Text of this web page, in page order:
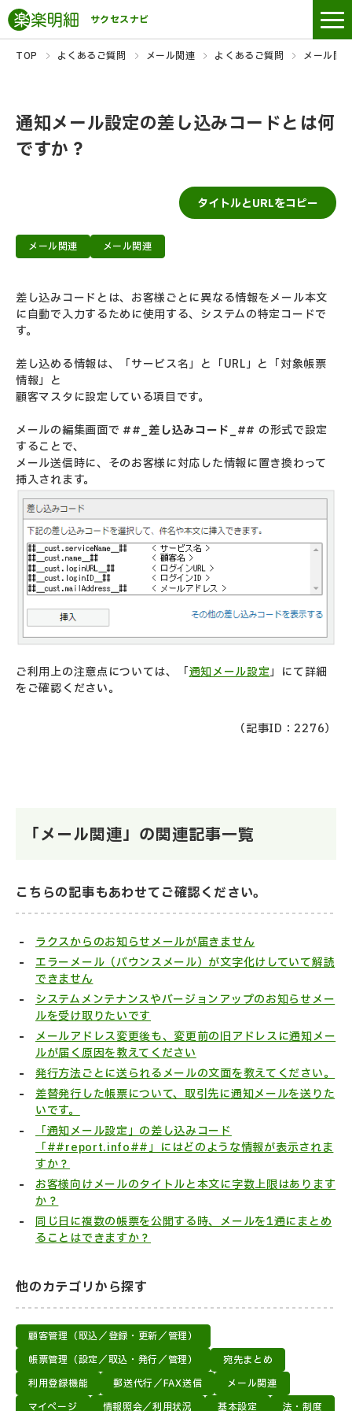
サクセスナビ
TOP よくあるご質問 メール関連 よくあるご質問 メール関
通知メール設定の差し込みコードとは何
ですか？
タイトルとURLをコピー
メール関連 メール関連
差し込みコードとは、お客様ごとに異なる情報をメール本文
に自動で入力するために使用する、システムの特定コードで
す。
差し込める情報は、「サービス名」と「URL」と「対象帳票
情報」と
顧客マスタに設定している項目です。
メールの編集画面で ##_差し込みコード_## の形式で設定
することで、
メール送信時に、そのお客様に対応した情報に置き換わって
挿入されます。
ご利用上の注意点については、「通知メール設定」にて詳細
をご確認ください。
（記事ID：2276）
「メール関連」の関連記事一覧
こちらの記事もあわせてご確認ください。
ラクスからのお知らせメールが届きません
エラーメール（バウンスメール）が文字化けしていて解読
できません
システムメンテナンスやバージョンアップのお知らせメー
ルを受け取りたいです
メールアドレス変更後も、変更前の旧アドレスに通知メー
ルが届く原因を教えてください
発行方法ごとに送られるメールの文面を教えてください。
差替発行した帳票について、取引先に通知メールを送りた
いです。
「通知メール設定」の差し込みコード
「##report.info##」にはどのような情報が表示されま
すか？
お客様向けメールのタイトルと本文に字数上限はあります
か？
同じ日に複数の帳票を公開する時、メールを1通にまとめ
ることはできますか？
他のカテゴリから探す
顧客管理（取込／登録・更新／管理）
帳票管理（設定／取込・発行／管理）
宛先まとめ
利用登録機能
郵送代行／FAX送信
メール関連
マイページ
情報照会／利用状況 基本設定 法・制度